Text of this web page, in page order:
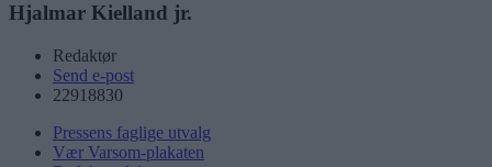
Hjalmar Kielland jr.
Redaktør
Send e-post
22918830
Pressens faglige utvalg
Vær Varsom-plakaten